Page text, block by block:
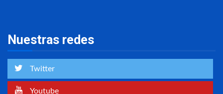
Nuestras redes
Twitter
Youtube